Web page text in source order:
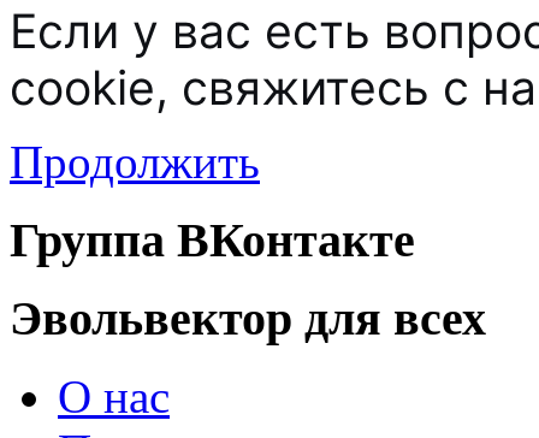
Если у вас есть
cookie, свяжитесь с
Продолжить
Группа ВКонтакте
Эвольвектор для всех
О нас